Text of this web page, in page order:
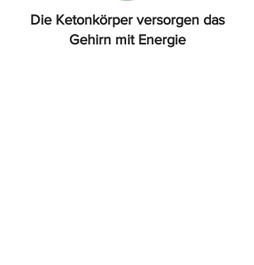
Die Ketonkörper versorgen das
Gehirn mit Energie